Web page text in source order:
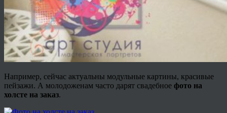
Например, сейчас актуальны модульные картины, красивые
пейзажи. А молодоженам часто дарят свадебное фото на
холсте на заказ.